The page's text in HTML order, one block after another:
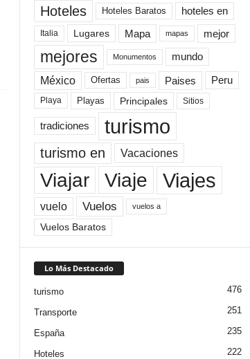
Hoteles Hoteles Baratos hoteles en
Italia Lugares Mapa mapas mejor
mejores Monumentos mundo
México Ofertas pais Paises Peru
Playa Playas Principales Sitios
tradiciones turismo
turismo en Vacaciones
Viajar Viaje Viajes
vuelo Vuelos vuelos a
Vuelos Baratos
Lo Más Destacado
turismo 476
Transporte 251
España 235
Hoteles 222